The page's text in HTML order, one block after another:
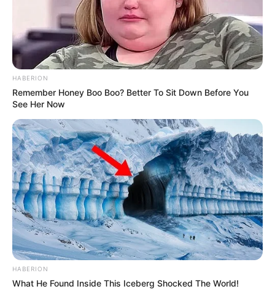
HABERION
Remember Honey Boo Boo? Better To Sit Down Before You
See Her Now
HABERION
What He Found Inside This Iceberg Shocked The World!